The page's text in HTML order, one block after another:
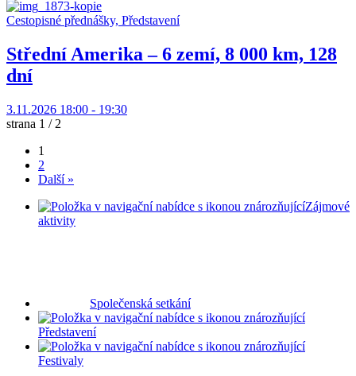
Cestopisné přednášky, Představení
Střední Amerika – 6 zemí, 8 000 km, 128
dní
3.11.2026 18:00 - 19:30
strana 1 / 2
1
2
Další »
Zájmové
aktivity
Společenská setkání
Představení
Festivaly